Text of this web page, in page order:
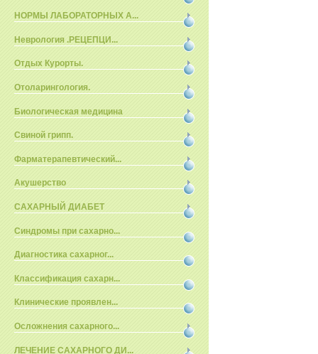
НОРМЫ ЛАБОРАТОРНЫХ А...
Неврология .РЕЦЕПЦИ...
Отдых Курорты.
Отоларингология.
Биологическая медицина
Свиной грипп.
Фарматерапевтический...
Акушерство
САХАРНЫЙ ДИАБЕТ
Синдромы при сахарно...
Диагностика сахарног...
Классификация сахарн...
Клинические проявлен...
Осложнения сахарного...
ЛЕЧЕНИЕ САХАРНОГО ДИ...